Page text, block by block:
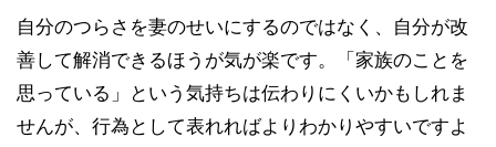
自分のつらさを妻のせいにするのではなく、自分が改
善して解消できるほうが気が楽です。「家族のことを
思っている」という気持ちは伝わりにくいかもしれま
せんが、行為として表れればよりわかりやすいですよ